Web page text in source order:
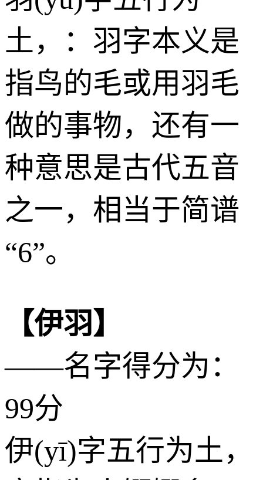
土，：羽字本义是
指鸟的毛或用羽毛
做的事物，还有一
种意思是古代五音
之一，相当于简谱
“6”。
【伊羽】
——名字得分为：
99分
伊(yī)字五行为土，